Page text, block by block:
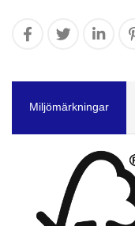
Miljömärkningar